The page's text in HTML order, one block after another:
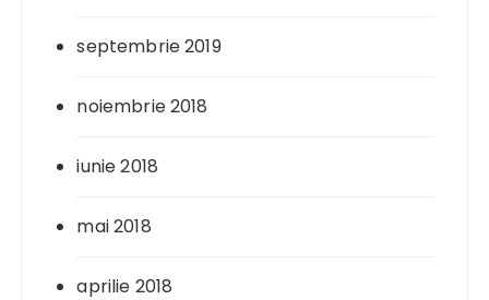
septembrie 2019
noiembrie 2018
iunie 2018
mai 2018
aprilie 2018